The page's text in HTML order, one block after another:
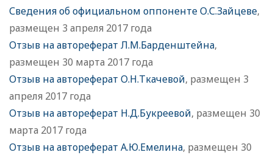
Сведения об официальном оппоненте О.С.Зайцеве,
размещен 3 апреля 2017 года
Отзыв на автореферат Л.М.Барденштейна,
размещен 30 марта 2017 года
Отзыв на автореферат О.Н.Ткачевой, размещен 3
апреля 2017 года
Отзыв на автореферат Н.Д.Букреевой, размещен 30
марта 2017 года
Отзыв на автореферат А.Ю.Емелина, размещен 30